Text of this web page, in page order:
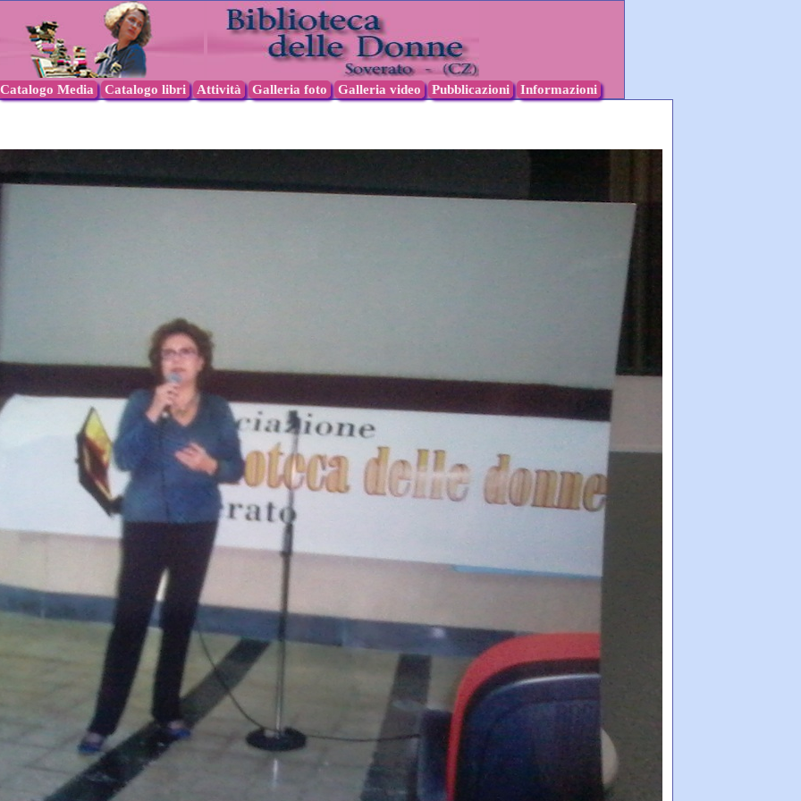
Catalogo Media Catalogo libri Attività Galleria foto Galleria video Pubblicazioni Informazioni